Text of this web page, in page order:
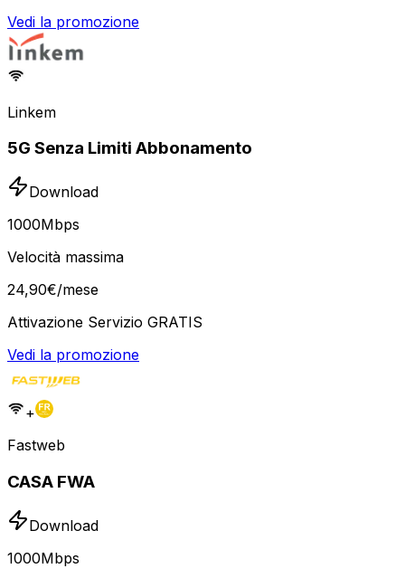
Vedi la promozione
Linkem
5G Senza Limiti Abbonamento
Download
1000Mbps
Velocità massima
24,90€/mese
Attivazione Servizio GRATIS
Vedi la promozione
+
Fastweb
CASA FWA
Download
1000Mbps